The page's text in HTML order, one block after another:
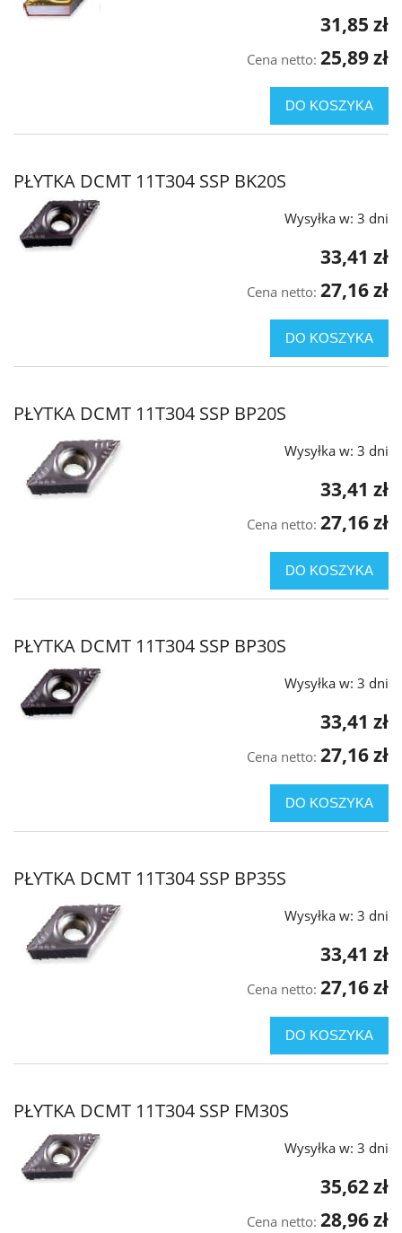
31,85 zł
Cena netto: 25,89 zł
DO KOSZYKA
PŁYTKA DCMT 11T304 SSP BK20S
Wysyłka w: 3 dni
33,41 zł
Cena netto: 27,16 zł
DO KOSZYKA
PŁYTKA DCMT 11T304 SSP BP20S
Wysyłka w: 3 dni
33,41 zł
Cena netto: 27,16 zł
DO KOSZYKA
PŁYTKA DCMT 11T304 SSP BP30S
Wysyłka w: 3 dni
33,41 zł
Cena netto: 27,16 zł
DO KOSZYKA
PŁYTKA DCMT 11T304 SSP BP35S
Wysyłka w: 3 dni
33,41 zł
Cena netto: 27,16 zł
DO KOSZYKA
PŁYTKA DCMT 11T304 SSP FM30S
Wysyłka w: 3 dni
35,62 zł
Cena netto: 28,96 zł